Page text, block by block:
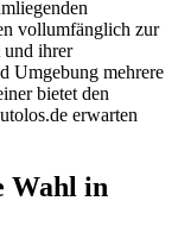
vollumfänglich zur
und ihrer
Umgebung mehrere
bietet den
erwarten
Wahl in